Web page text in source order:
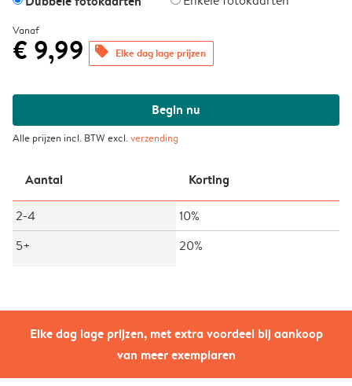
Elke dag lage prijzen, met extra voordeel bij aankoop
van meer exemplaren
Vanaf
€ 9,99 offers Elke dag lage prijzen
Begin nu
Alle prijzen incl. BTW excl.verzending
Aantal Korting
2-4
10%
5+
20%